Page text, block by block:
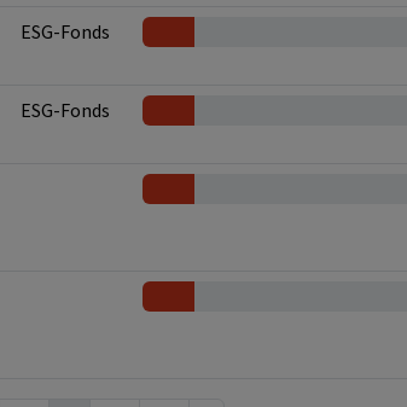
ESG-Fonds
ESG-Fonds